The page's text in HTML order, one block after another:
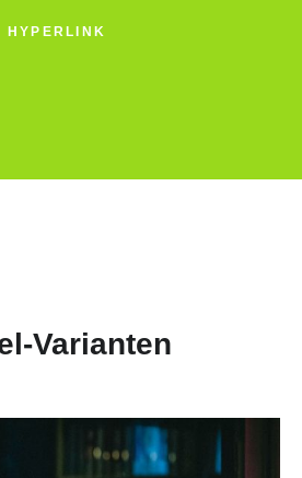
HYPERLINK
Varianten